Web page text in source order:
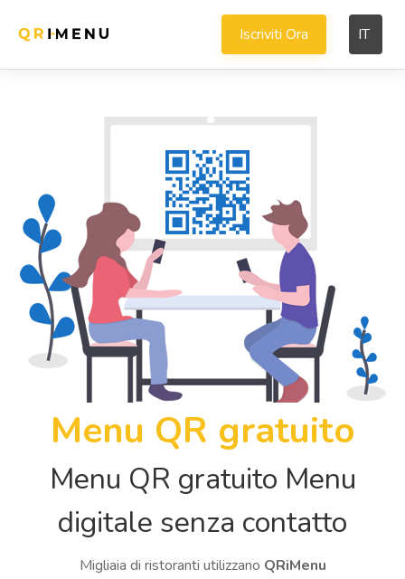
Iscriviti Ora IT
Menu QR gratuito
Menu QR gratuito Menu
digitale senza contatto
Migliaia di ristoranti utilizzano QRiMenu